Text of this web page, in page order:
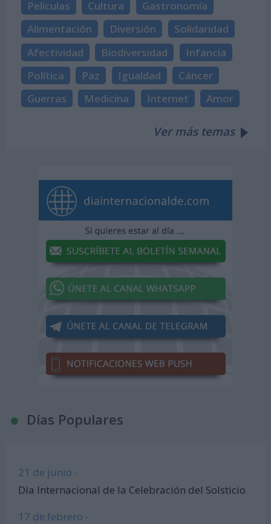
Películas Cultura
Gastronomía
Alimentación
Diversión
Solidaridad
Afectividad
Biodiversidad
Infancia
Política
Paz Igualdad
Cáncer
Guerras
Medicina Internet Amor
Ver más temas
Días Populares
21 de junio -
Día Internacional de la Celebración del Solsticio
17 de febrero -